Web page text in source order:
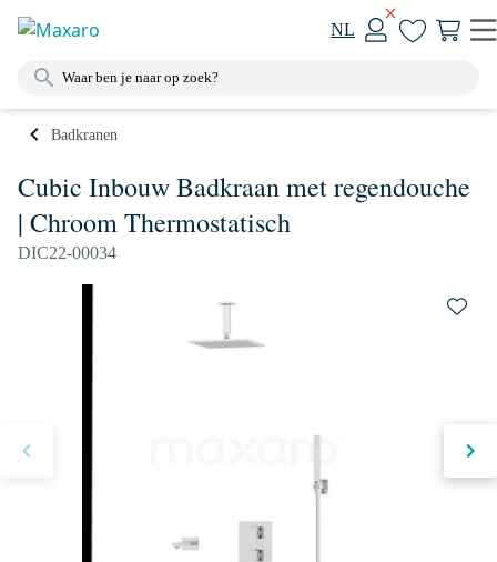
NL
Badkranen
Cubic Inbouw Badkraan met regendouche
| Chroom Thermostatisch
DIC22-00034